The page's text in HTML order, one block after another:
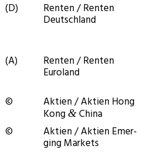
(D) Ren­ten / Ren­ten
Deutschland
(A) Ren­ten / Ren­ten
Euroland
© Akti­en / Akti­en Hong
Kong&China
© Akti­en / Akti­en Emer­
ging Markets